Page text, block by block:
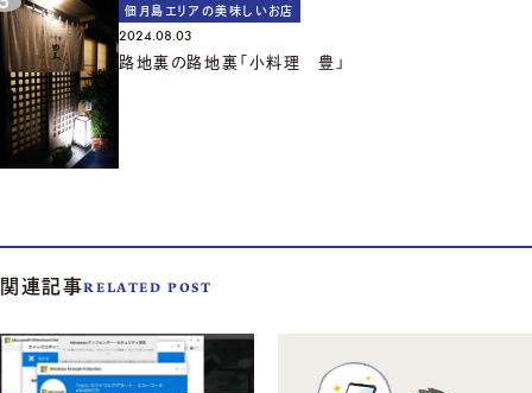
佃月島エリアの美味しいお店
2024.08.03
路地裏の路地裏「小料理 豊」
関連記事RELATED POST